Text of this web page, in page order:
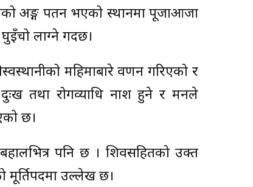
अङ्ग पतन भएको स्थानमा पूजाआजा
लाग्ने गर्दछ।
महिमाबारे वर्णन गरिएको र
दुःख तथा रोगव्याधि नाश हुने र मनले
छ।
बहालभित्र पनि छ । शिवसहितको उक्त
मूर्तिपदमा उल्लेख छ।